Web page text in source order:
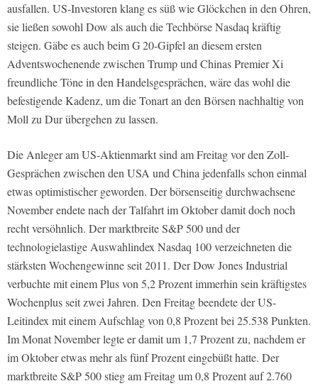
ausfallen. US-Investoren klang es süß wie Glöckchen in den Ohren,
sie ließen sowohl Dow als auch die Techbörse Nasdaq kräftig
steigen. Gäbe es auch beim G 20-Gipfel an diesem ersten
Adventswochenende zwischen Trump und Chinas Premier Xi
freundliche Töne in den Handelsgesprächen, wäre das wohl die
befestigende Kadenz, um die Tonart an den Börsen nachhaltig von
Moll zu Dur übergehen zu lassen.
Die Anleger am US-Aktienmarkt sind am Freitag vor den Zoll-
Gesprächen zwischen den USA und China jedenfalls schon einmal
etwas optimistischer geworden. Der börsenseitig durchwachsene
November endete nach der Talfahrt im Oktober damit doch noch
recht versöhnlich. Der marktbreite S&P 500 und der
technologielastige Auswahlindex Nasdaq 100 verzeichneten die
stärksten Wochengewinne seit 2011. Der Dow Jones Industrial
verbuchte mit einem Plus von 5,2 Prozent immerhin sein kräftigstes
Wochenplus seit zwei Jahren. Den Freitag beendete der US-
Leitindex mit einem Aufschlag von 0,8 Prozent bei 25.538 Punkten.
Im Monat November legte er damit um 1,7 Prozent zu, nachdem er
im Oktober etwas mehr als fünf Prozent eingebüßt hatte. Der
marktbreite S&P 500 stieg am Freitag um 0,8 Prozent auf 2.760